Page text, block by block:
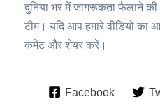
दुनिया भर में जागरूकता फैलाने की
टीम। यदि आप हमारे वीडियो
कमेंट और शेयर करें।
Facebook